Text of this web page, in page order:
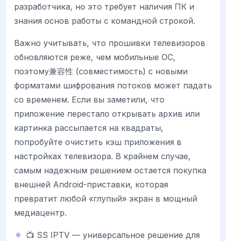
разработчика, но это требует наличия ПК и
знания основ работы с командной строкой.
Важно учитывать, что прошивки телевизоров
обновляются реже, чем мобильные ОС,
поэтому兼容性 (совместимость) с новыми
форматами шифрования потоков может падать
со временем. Если вы заметили, что
приложение перестало открывать архив или
картинка рассыпается на квадраты,
попробуйте очистить кэш приложения в
настройках телевизора. В крайнем случае,
самым надежным решением остается покупка
внешней Android-приставки, которая
превратит любой «глупый» экран в мощный
медиацентр.
📺 SS IPTV — универсальное решение для